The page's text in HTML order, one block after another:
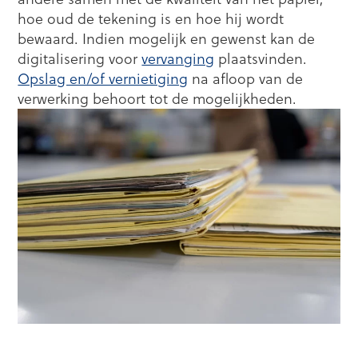
hoe oud de tekening is en hoe hij wordt
bewaard. Indien mogelijk en gewenst kan de
digitalisering voorvervanging plaatsvinden.
Opslag en/of vernietiging na afloop van de
verwerking behoort tot de mogelijkheden.